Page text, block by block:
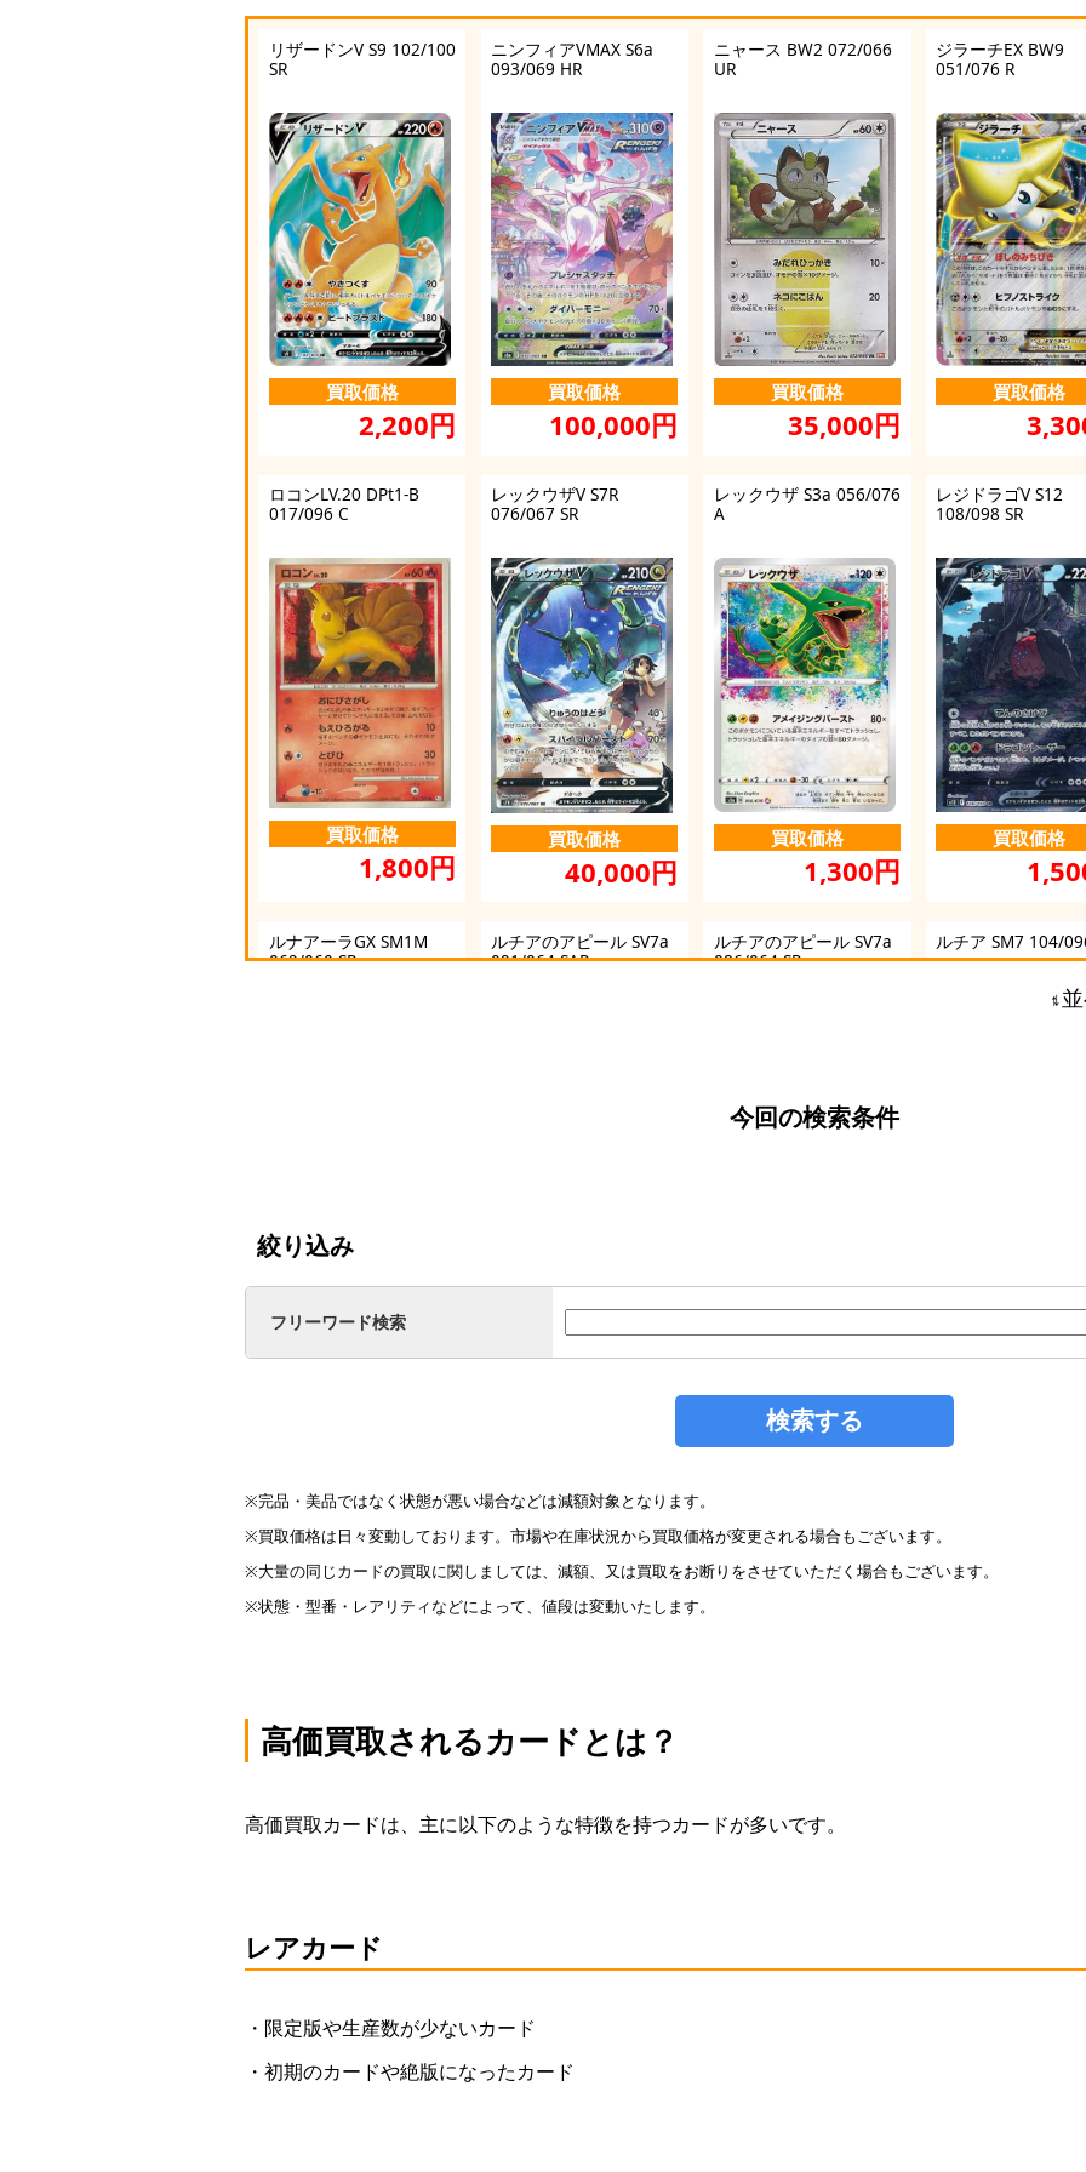
リザードンV S9 102/100
SR
買取価格
2,200円
ニンフィアVMAX S6a
093/069 HR
買取価格
100,000円
ニャース BW2 072/066
UR
買取価格
35,000円
ジラーチEX BW9
051/076 R
買取価格
ロコンLV.20 DPt1-B
017/096 C
買取価格
1,800円
レックウザV S7R
076/067 SR
買取価格
40,000円
レックウザ S3a 056/076
A
買取価格
1,300円
レジドラゴV S12
108/098 SR
買取価格
ルナアーラGX SM1M
062/060 SR
買取価格
3,500円
ルチアのアピール SV7a
091/064 SAR
買取価格
18,000円
ルチアのアピール SV7a
086/064 SR
買取価格
2,800円
ルチア SM7 104/
買取価格
買取価格
100,000円
買取価格
22,000円
185/165 SR
種 PCG9 052/068 SR
リザードン BW7
リザード LV.32 DPs
リーリエ SM4+ 119/114
今回の検索条件
絞り込み
フリーワード検索
※完品・美品ではなく状態が悪い場合などは減額対象となります。
※買取価格は日々変動しております。市場や在庫状況から買取価格が変更される場合もございます。
※大量の同じカードの買取に関しましては、減額、又は買取をお断りをさせていただく場合もございます。
※状態・型番・レアリティなどによって、値段は変動いたします。
高価買取されるカードとは？
高価買取カードは、主に以下のような特徴を持つカードが多いです。
レアカード
・限定版や生産数が少ないカード
・初期のカードや絶版になったカード